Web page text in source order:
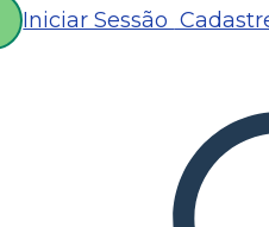
Iniciar Sessão